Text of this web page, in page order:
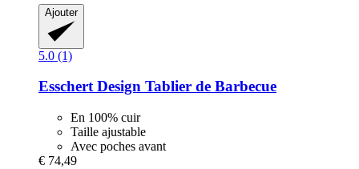
Ajouter
5.0 (1)
Esschert Design Tablier de Barbecue
En 100% cuir
Taille ajustable
Avec poches avant
€ 74,49